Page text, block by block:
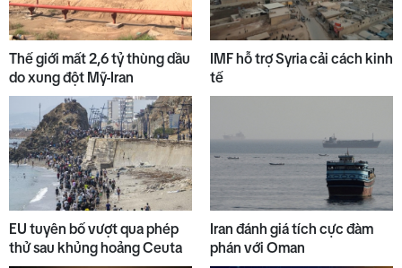
7
Thế giới trưa 07/8
8
Bản tin kinh tế - tài chính
07/8/2026
9
Gìn giữ lễ hội truyền thống của
đồng bào dân tộc thiểu số
Thế giới mất 2,6 tỷ thùng dầu
do xung đột Mỹ-Iran
IMF hỗ trợ Syria cải cách kinh
tế
EU tuyên bố vượt qua phép
thử sau khủng hoảng Ceuta
Iran đánh giá tích cực đàm
phán với Oman